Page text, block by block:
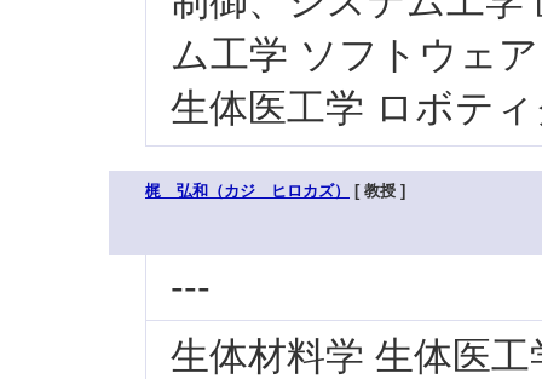
ム工学 ソフトウェ
生体医工学 ロボテ
梶 弘和（カジ ヒロカズ） [ 教授 ]
---
生体材料学 生体医